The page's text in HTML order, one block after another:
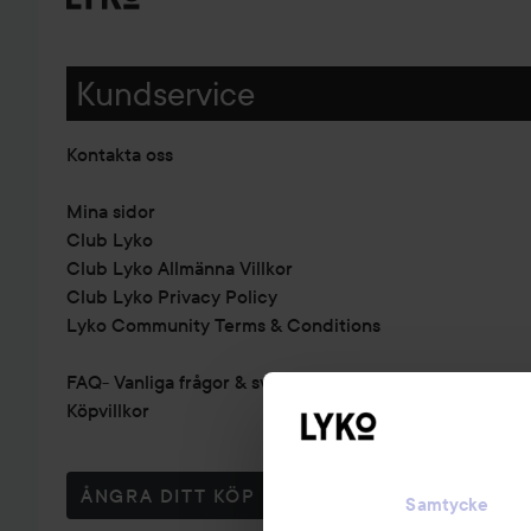
Samtycke
Kundservice
Kontakta oss
Mina sidor
Club Lyko
Club Lyko Allmänna Villkor
Club Lyko Privacy Policy
Lyko Community Terms & Conditions
FAQ- Vanliga frågor & svar
Köpvillkor
ÅNGRA DITT KÖP